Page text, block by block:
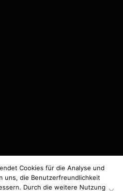
Cookies für die Analyse und
uns, die Benutzerfreundlichkeit
Durch die weitere Nutzung